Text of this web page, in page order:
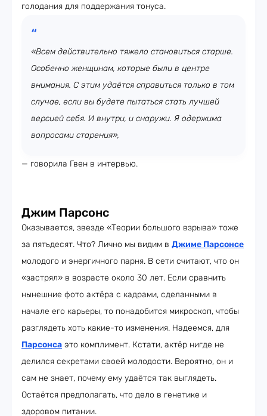
голодания для поддержания тонуса.
«Всем действительно тяжело становиться старше.
Особенно женщинам, которые были в центре
внимания. С этим удаётся справиться только в том
случае, если вы будете пытаться стать лучшей
версией себя. И внутри, и снаружи. Я одержима
вопросами старения»,
— говорила Гвен в интервью.
Джим Парсонс
Оказывается, звезде «Теории большого взрыва» тоже
за пятьдесят. Что? Лично мы видим в Джиме Парсонсе
молодого и энергичного парня. В сети считают, что он
«застрял» в возрасте около 30 лет. Если сравнить
нынешние фото актёра с кадрами, сделанными в
начале его карьеры, то понадобится микроскоп, чтобы
разглядеть хоть какие-то изменения. Надеемся, для
Парсонса это комплимент. Кстати, актёр нигде не
делился секретами своей молодости. Вероятно, он и
сам не знает, почему ему удаётся так выглядеть.
Остаётся предполагать, что дело в генетике и
здоровом питании.